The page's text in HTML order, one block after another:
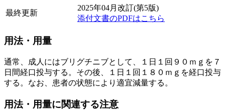
最終更新
2025年04月改訂(第5版)
添付文書のPDFはこちら
用法・用量
通常、成人にはブリグチニブとして、１日１回９０ｍｇを７
日間経口投与する。その後、１日１回１８０ｍｇを経口投与
する。なお、患者の状態により適宜減量する。
用法・用量に関連する注意